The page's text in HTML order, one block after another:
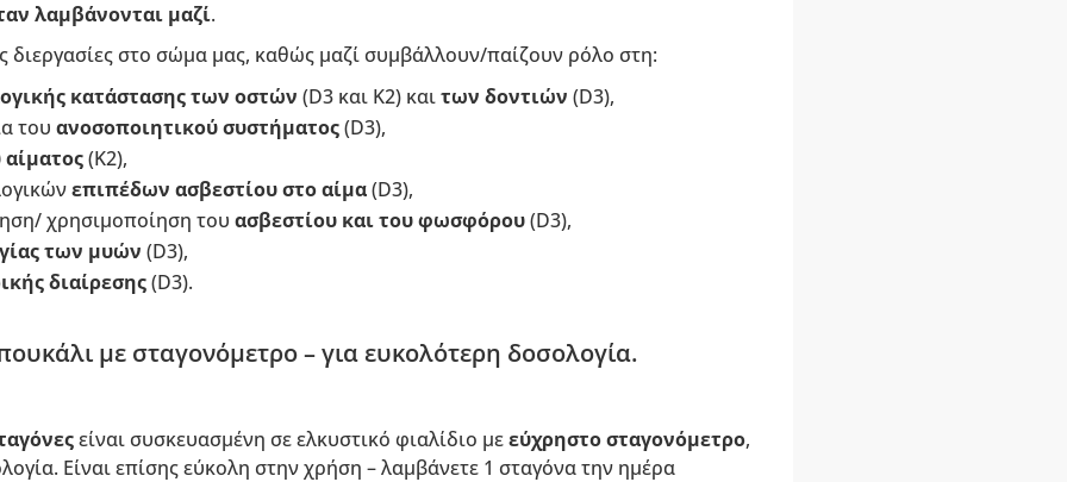
λαμβάνονται μαζί.
διεργασίες στο σώμα μας, καθώς μαζί συμβάλλουν/παίζουν ρόλο στη:
κατάστασης των οστών (D3 και K2) καιτων δοντιών (D3),
του ανοσοποιητικού συστήματος(D3),
(K2),
επιπέδων ασβεστίου στο αίμα (D3),
χρησιμοποίηση του ασβεστίου και του φωσφόρου(D3),
των μυών (D3),
διαίρεσης(D3).
με σταγονόμετρο – για ευκολότερη δοσολογία.
είναι συσκευασμένη σε ελκυστικό φιαλίδιο μεεύχρηστο σταγονόμετρο,
Είναι επίσης εύκολη στην χρήση – λαμβάνετε 1 σταγόνα την ημέρα